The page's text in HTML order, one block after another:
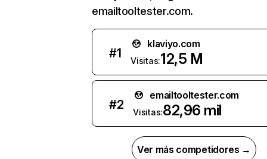
emailtooltester.com.
#1
klaviyo.com
Visitas:12,5 M
#2
emailtooltester.com
Visitas:82,96 mil
Ver más competidores →